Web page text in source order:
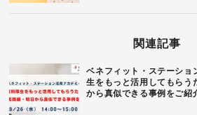
関連記事
ベネフィット・ステーショ
生をもっと活用してもらう
から真似できる事例をご紹